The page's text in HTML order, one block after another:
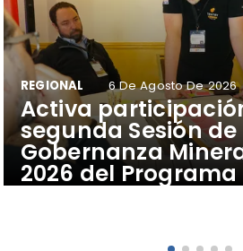
​Activa
segunda Sesión
Gobernanza
2026 del
Atacama® USM
REGIONAL 6 De Agosto De 2026